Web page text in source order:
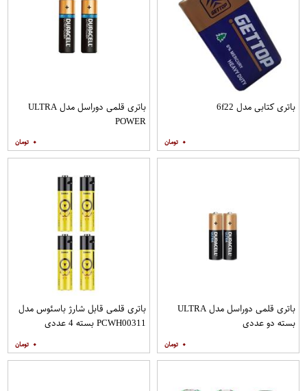
باتری کتابی مدل 6f22
۰
باتری قلمی دوراسل مدل ULTRA
POWER
۰
باتری قلمی دوراسل مدل ULTRA
بسته دو عددی
۰
باتری قلمی قابل شارژ باسئوس مدل
PCWH00311 بسته 4 عددی
۰